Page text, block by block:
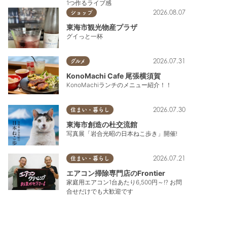
1つ作るライブ感
ショップ 2026.08.07
東海市観光物産プラザ
グイっと一杯
グルメ 2026.07.31
KonoMachi Cafe 尾張横須賀
KonoMachiランチのメニュー紹介！！
住まい・暮らし 2026.07.30
東海市創造の杜交流館
写真展「岩合光昭の日本ねこ歩き」開催!
住まい・暮らし 2026.07.21
エアコン掃除専門店のFrontier
家庭用エアコン1台あたり6,500円～!? お問
合せだけでも大歓迎です